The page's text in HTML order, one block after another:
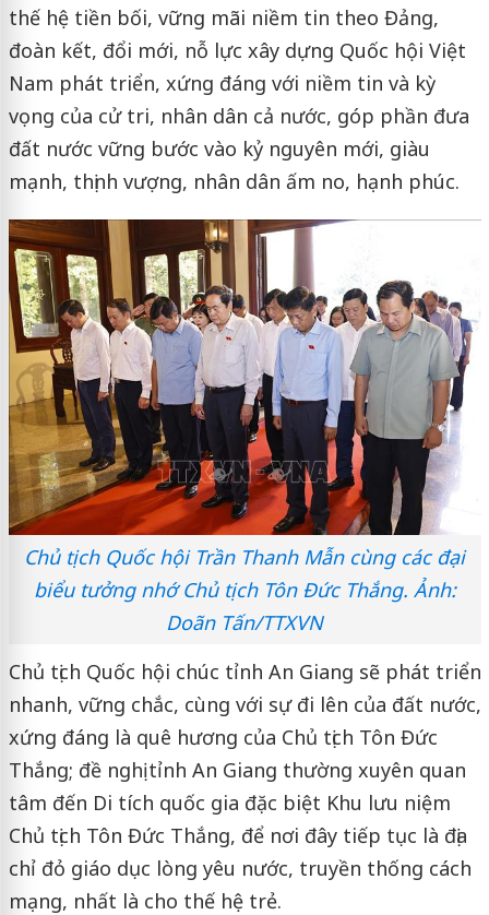
thế hệ tiền bối, vững mãi niềm tin theo Đảng,
đoàn kết, đổi mới, nỗ lực xây dựng Quốc hội Việt
Nam phát triển, xứng đáng với niềm tin và kỳ
vọng của cử tri, nhân dân cả nước, góp phần đưa
đất nước vững bước vào kỷ nguyên mới, giàu
mạnh, thịnh vượng, nhân dân ấm no, hạnh phúc.
Chủ tịch Quốc hội Trần Thanh Mẫn cùng các đại
biểu tưởng nhớ Chủ tịch Tôn Đức Thắng. Ảnh:
Doãn Tấn/TTXVN
Chủ tịch Quốc hội chúc tỉnh An Giang sẽ phát triển
nhanh, vững chắc, cùng với sự đi lên của đất nước,
xứng đáng là quê hương của Chủ tịch Tôn Đức
Thắng; đề nghị tỉnh An Giang thường xuyên quan
tâm đến Di tích quốc gia đặc biệt Khu lưu niệm
Chủ tịch Tôn Đức Thắng, để nơi đây tiếp tục là địa
chỉ đỏ giáo dục lòng yêu nước, truyền thống cách
mạng, nhất là cho thế hệ trẻ.